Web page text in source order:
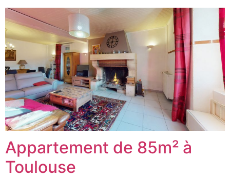
Appartement de 85m² à
Toulouse